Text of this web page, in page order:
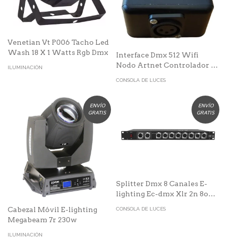
Venetian Vt P006 Tacho Led
Wash 18 X 1 Watts Rgb Dmx
ILUMINACIÓN
Interface Dmx 512 Wifi
Nodo Artnet Controlador 1
CONSOLA DE LUCES
ENVÍO
GRATIS
Cabezal Móvil E-lighting
Megabeam 7r 230w
ILUMINACIÓN
ENVÍO
GRATIS
Splitter Dmx 8 Canales E-
lighting Ec-dmx Xlr 2n 8out
CONSOLA DE LUCES